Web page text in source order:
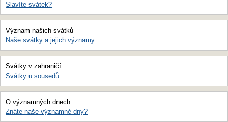
Slavíte svátek?
Význam našich svátků
Naše svátky a jejich významy
Svátky v zahraničí
Svátky u sousedů
O významných dnech
Znáte naše významné dny?